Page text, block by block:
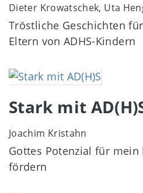
Dieter Krowatschek, Uta
Tröstliche Geschichten
Eltern von ADHS-Kindern
Image
Stark mit
Joachim Kristahn
Gottes Potenzial für
fördern